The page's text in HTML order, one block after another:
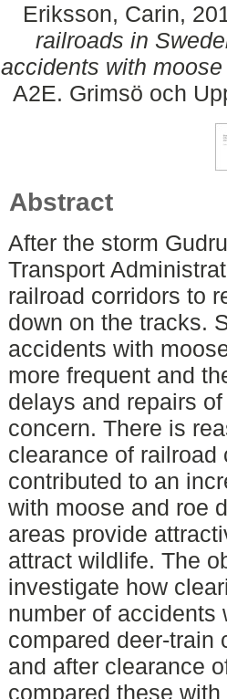
Eriksson, Carin,
railroads in
accidents with
A2E. Grimsö och
Abstract
After the storm
Transport
railroad corridors to
down on the tracks.
accidents with
more frequent and
delays and repairs
concern. There is
clearance of railroad
contributed to an
with moose and roe
areas provide
attract wildlife. The
investigate how
number of accidents
compared deer-train
and after clearance
compared these